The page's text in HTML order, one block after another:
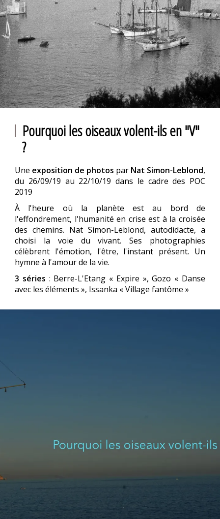
Pourquoi les oiseaux volent-ils en "V"
?
Une exposition de photos par Nat Simon-Leblond,
du 26/09/19 au 22/10/19 dans le cadre des POC
2019
À l'heure où la planète est au bord de
l'effondrement, l'humanité en crise est à la croisée
des chemins. Nat Simon-Leblond, autodidacte, a
choisi la voie du vivant. Ses photographies
célèbrent l'émotion, l'être, l'instant présent. Un
hymne à l'amour de la vie.
3 séries : Berre-L'Etang « Expire », Gozo « Danse
avec les éléments », Issanka « Village fantôme »